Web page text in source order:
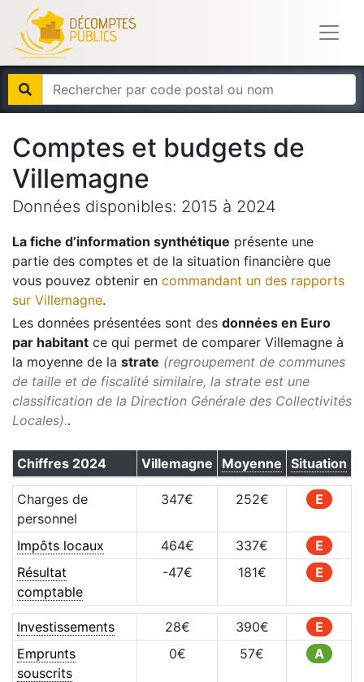
Comptes et budgets de
Villemagne
Données disponibles: 2015 à 2024
La fiche d’information synthétique présente une
partie des comptes et de la situation financière que
vous pouvez obtenir en commandant un des rapports
sur Villemagne.
Les données présentées sont des données en Euro
par habitant ce qui permet de comparer Villemagne à
la moyenne de la strate (regroupement de communes
de taille et de fiscalité similaire, la strate est une
classification de la Direction Générale des Collectivités
Locales)..
Chiffres 2024 Villemagne Moyenne Situation
Charges de
personnel
347€ 252€ E
Impôts locaux 464€ 337€
E
Résultat
comptable
-47€ 181€ E
Investissements 28€ 390€
E
Emprunts
souscrits
0€ 57€ A